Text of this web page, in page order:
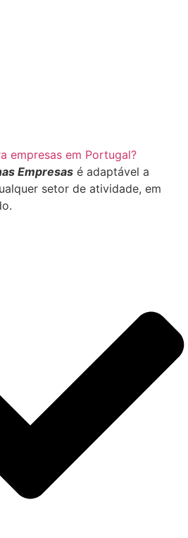
empresas em Portugal?
Empresas é adaptável a
setor de atividade, em